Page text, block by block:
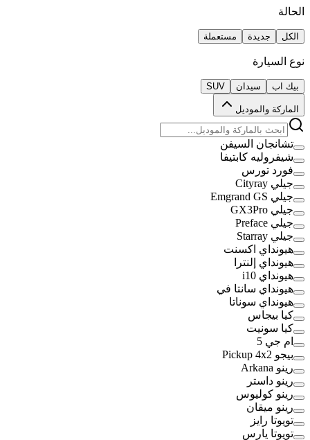
الحالة
الكل جديدة مستعملة
نوع السيارة
بيك اب سيدان SUV
الماركة والموديل
تشانجان السيفن
شيفروليه كابتيفا
فورد تورس
جيلي Cityray
جيلي Emgrand GS
جيلي GX3Pro
جيلي Preface
جيلي Starray
هيونداي اكسنت
هيونداي إلنترا
هيونداي i10
هيونداي سانتا في
هيونداي سوناتا
كيا بيجاس
كيا سونيت
ام جي 5
بيجو Pickup 4x2
رينو Arkana
رينو داستر
رينو كوليوس
رينو ميقان
تويوتا رايز
تويوتا يارس